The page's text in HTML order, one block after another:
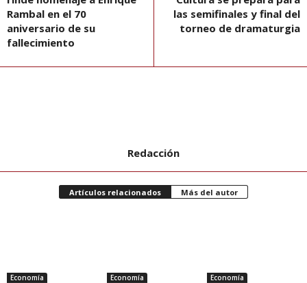
Rambal en el 70
aniversario de su
fallecimiento
las semifinales y final del
torneo de dramaturgia
Redacción
Artículos relacionados Más del autor
Economía Economía Economía